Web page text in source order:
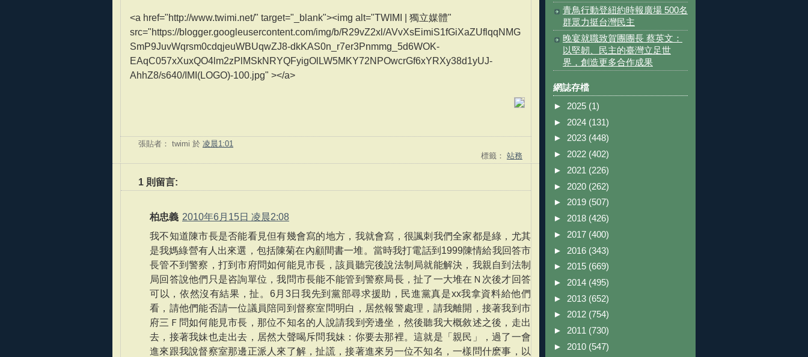
<a href="http://www.twimi.net/" target="_blank"><img alt="TWIMI | 獨立媒體"
src="https://blogger.googleusercontent.com/img/b/R29vZ2xl/AVvXsEimiS1fGiXaZUflqqNMG
SmP9JuvWqrsm0cdqjeuWBUqwZJ8-dkKAS0n_r7er3Pnmmg_5d6WOK-
EAqC057xXuxQO4lm2zPlMSkNRYQFyigOlLW5MKY72NPOwcrGf6xYRXy38d1yUJ-
AhhZ8/s640/IMI(LOGO)-100.jpg" ></a>
張貼者： twimi 於 凌晨1:01
標籤： 站務
1 則留言:
柏忠義 2010年6月15日 凌晨2:08
我不知道陳市長是否能看見但有幾會寫的地方，我就會寫，很諷刺我們全家都是綠，尤其
是我媽綠營有人出來選，包括陳菊在內顧間書一堆。當時我打電話到1999陳情給我回答市
長管不到警察，打到市府問如何能見市長，該員聽完後說法制局就能解決，我親自到法制
局回答說他們只是咨詢單位，我問市長能不能管到警察局長，扯了一大堆在Ｎ次後才回答
可以，依然沒有結果，扯。6月3日我先到黨部尋求援助，民進黨真是xx我拿資料給他們
看，請他們能否請一位議員陪同到督察室問明白，居然報警處理，請我離開，接著我到市
府三Ｆ問如何能見市長，那位不知名的人說請我到旁邊坐，然後聽我大概敘述之後，走出
去，接著我妹也走出去，居然大聲喝斥問我妹：你要去那裡。這就是「親民」，過了一會
進來跟我說督察室那邊正派人來了解，扯謊，接著進來另一位不知名，一樣問什麽事，以
青鳥行動登紐約時報廣場 500名
群眾力挺台灣民主
晚宴就職致賀團團長 蔡英文：
以堅韌、民主的臺灣立足世
界，創造更多合作成果
網誌存檔
► 2025 (1)
► 2024 (131)
► 2023 (448)
► 2022 (402)
► 2021 (226)
► 2020 (262)
► 2019 (507)
► 2018 (426)
► 2017 (400)
► 2016 (343)
► 2015 (669)
► 2014 (495)
► 2013 (652)
► 2012 (754)
► 2011 (730)
► 2010 (547)